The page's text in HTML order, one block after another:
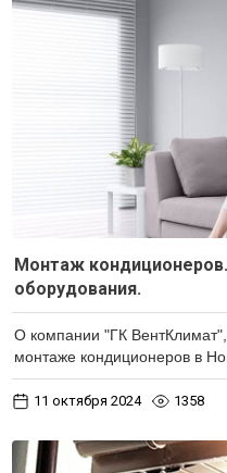
Монтаж
оборудования.
О компании "ГК
монтаже кондиционеров в
11 октября 2024 1358